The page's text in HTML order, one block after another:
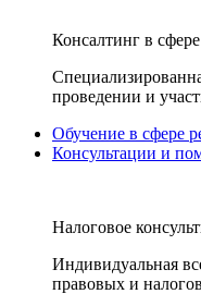
Консалтинг в
проведении и
Обучение в сфере
Консультации и
Налоговое
Индивидуальная
правовых и